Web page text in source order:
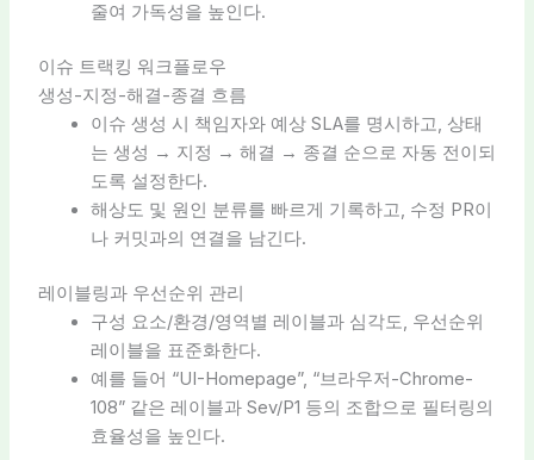
줄여 가독성을 높인다.
이슈 트랙킹 워크플로우
생성-지정-해결-종결 흐름
이슈 생성 시 책임자와 예상 SLA를 명시하고, 상태
는 생성 → 지정 → 해결 → 종결 순으로 자동 전이되
도록 설정한다.
해상도 및 원인 분류를 빠르게 기록하고, 수정 PR이
나 커밋과의 연결을 남긴다.
레이블링과 우선순위 관리
구성 요소/환경/영역별 레이블과 심각도, 우선순위
레이블을 표준화한다.
예를 들어 “UI-Homepage”, “브라우저-Chrome-
108” 같은 레이블과 Sev/P1 등의 조합으로 필터링의
효율성을 높인다.